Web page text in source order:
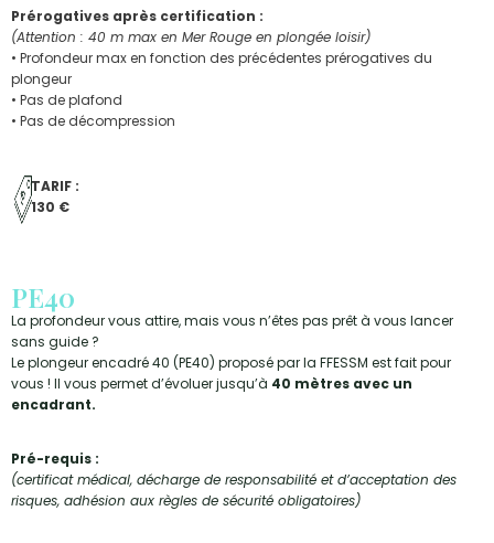
Prérogatives après certification :
(Attention : 40 m max en Mer Rouge en plongée loisir)
• Profondeur max en fonction des précédentes prérogatives du
plongeur
• Pas de plafond
• Pas de décompression
TARIF :
130 €
PE40
La profondeur vous attire, mais vous n’êtes pas prêt à vous lancer
sans guide ?
Le plongeur encadré 40 (PE40) proposé par la FFESSM est fait pour
vous ! Il vous permet d’évoluer jusqu’à 40 mètres avec un
encadrant.
Pré-requis :
(certificat médical, décharge de responsabilité et d’acceptation des
risques, adhésion aux règles de sécurité obligatoires)